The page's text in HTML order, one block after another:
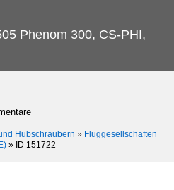
Phenom 300, CS-PHI,
Hubschraubern » Fluggesellschaften
» ID 151722